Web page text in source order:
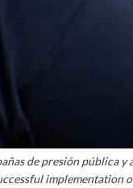
de presión
implementation